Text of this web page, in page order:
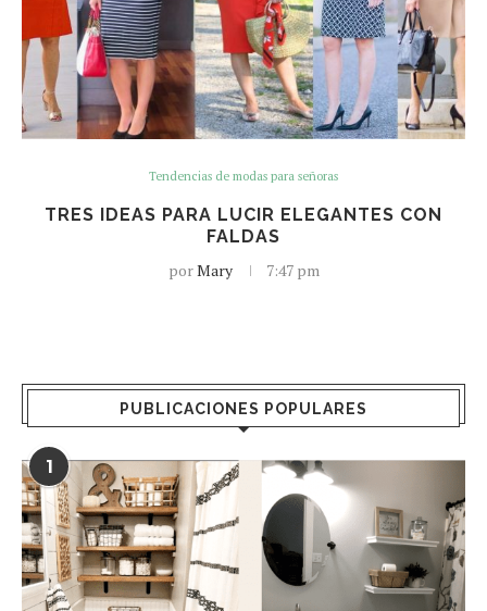
Tendencias de modas para señoras
TRES IDEAS PARA LUCIR ELEGANTES CON
FALDAS
porMary 7:47 pm
PUBLICACIONES POPULARES
1